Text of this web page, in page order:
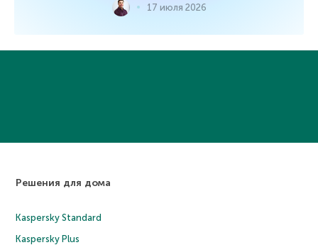
17 июля 2026
Решения для дома
Kaspersky Standard
Kaspersky Plus